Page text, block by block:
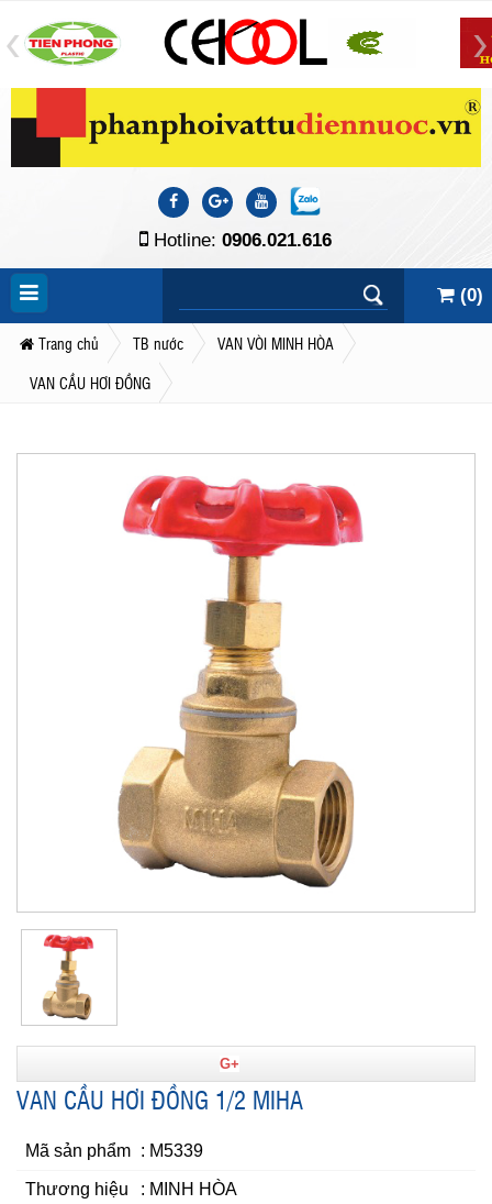
Hotline: 0906.021.616
(0)
Trang chủ TB nước
VAN VÒI MINH HÒA
VAN CẦU HƠI ĐỒNG
G+
VAN CẦU HƠI ĐỒNG 1/2 MIHA
Mã sản phẩm : M5339
Thương hiệu : MINH HÒA